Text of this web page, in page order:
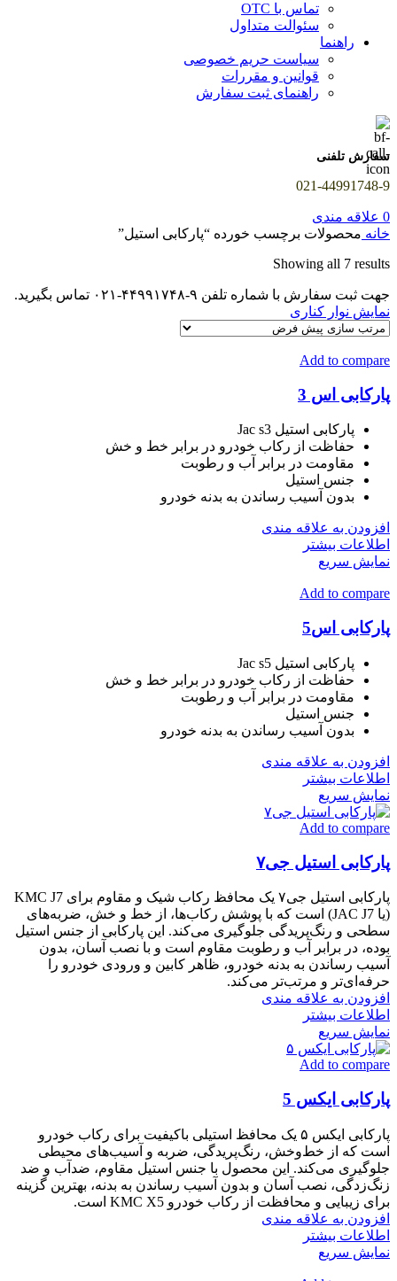
تماس با OTC
سئوالت متداول
راهنما
سیاست حریم خصوصی
قوانین و مقررات
راهنمای ثبت سفارش
سفارش تلفنی
021-44991748-9
0 علاقه مندی
خانه محصولات برچسب خورده “پارکابی استیل”
Showing all 7 results
جهت ثبت سفارش با شماره تلفن ۹-۴۴۹۹۱۷۴۸-۰۲۱ تماس بگیرید.
نمایش نوار کناری
Add to compare
پارکابی اس 3
پارکابی استیل Jac s3
حفاظت از رکاب خودرو در برابر خط و خش
مقاومت در برابر آب و رطوبت
جنس استیل
بدون آسیب رساندن به بدنه خودرو
افزودن به علاقه مندی
اطلاعات بیشتر
نمایش سریع
Add to compare
پارکابی اس5
پارکابی استیل Jac s5
حفاظت از رکاب خودرو در برابر خط و خش
مقاومت در برابر آب و رطوبت
جنس استیل
بدون آسیب رساندن به بدنه خودرو
افزودن به علاقه مندی
اطلاعات بیشتر
نمایش سریع
Add to compare
پارکابی استیل جی۷
پارکابی استیل جی۷ یک محافظ رکاب شیک و مقاوم برای KMC J7
(یا JAC J7) است که با پوشش رکاب‌ها، از خط و خش، ضربه‌های
سطحی و رنگ‌پریدگی جلوگیری می‌کند. این پارکابی از جنس استیل
بوده، در برابر آب و رطوبت مقاوم است و با نصب آسان، بدون
آسیب رساندن به بدنه خودرو، ظاهر کابین و ورودی خودرو را
حرفه‌ای‌تر و مرتب‌تر می‌کند.
افزودن به علاقه مندی
اطلاعات بیشتر
نمایش سریع
Add to compare
پارکابی ایکس 5
پارکابی ایکس ۵ یک محافظ استیلی باکیفیت برای رکاب خودرو
است که از خط‌وخش، رنگ‌پریدگی، ضربه و آسیب‌های محیطی
جلوگیری می‌کند. این محصول با جنس استیل مقاوم، ضدآب و ضد
زنگ‌زدگی، نصب آسان و بدون آسیب رساندن به بدنه، بهترین گزینه
برای زیبایی و محافظت از رکاب خودرو KMC X5 است.
افزودن به علاقه مندی
اطلاعات بیشتر
نمایش سریع